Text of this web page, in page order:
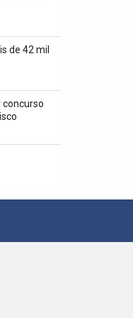
de 42 mil